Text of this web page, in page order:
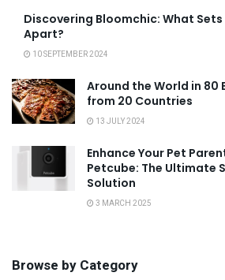
Discovering Bloomchic: What Sets
Apart?
10 SEPTEMBER 2024
Around the World in 80
from 20 Countries
13 JULY 2024
Enhance Your Pet
Petcube: The Ultimate
Solution
3 MARCH 2025
Browse by Category